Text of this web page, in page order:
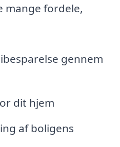
mange fordele,
gennem
dit hjem
af boligens